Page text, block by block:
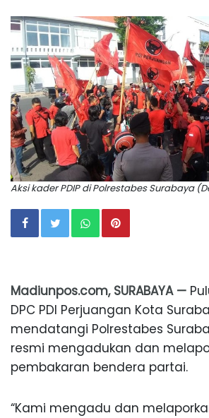
Aksi kader PDIP di Polrestabes Surabaya
Madiunpos.com, SURABAYA —
DPC PDI Perjuangan Kota
mendatangi Polrestabes
resmi mengadukan dan
pembakaran bendera partai.
“Kami mengadu dan